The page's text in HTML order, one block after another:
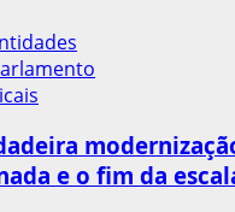
e o fim da